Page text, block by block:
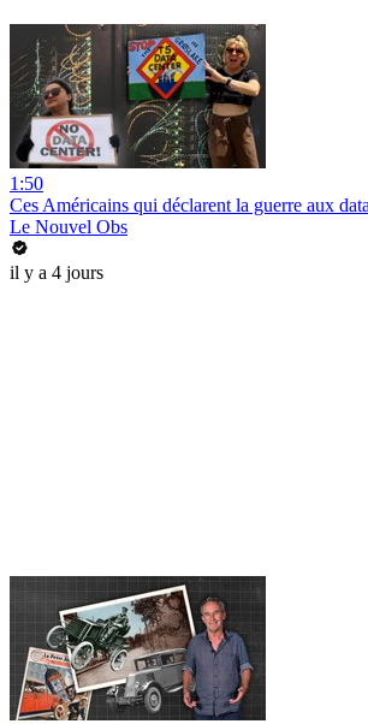
1:50
Ces Américains qui déclarent la guerre aux
Le Nouvel Obs
il y a 4 jours